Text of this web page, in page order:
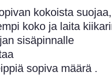
kokoista suojaa,
koko ja laita
sisäpinnalle
sopiva määrä .